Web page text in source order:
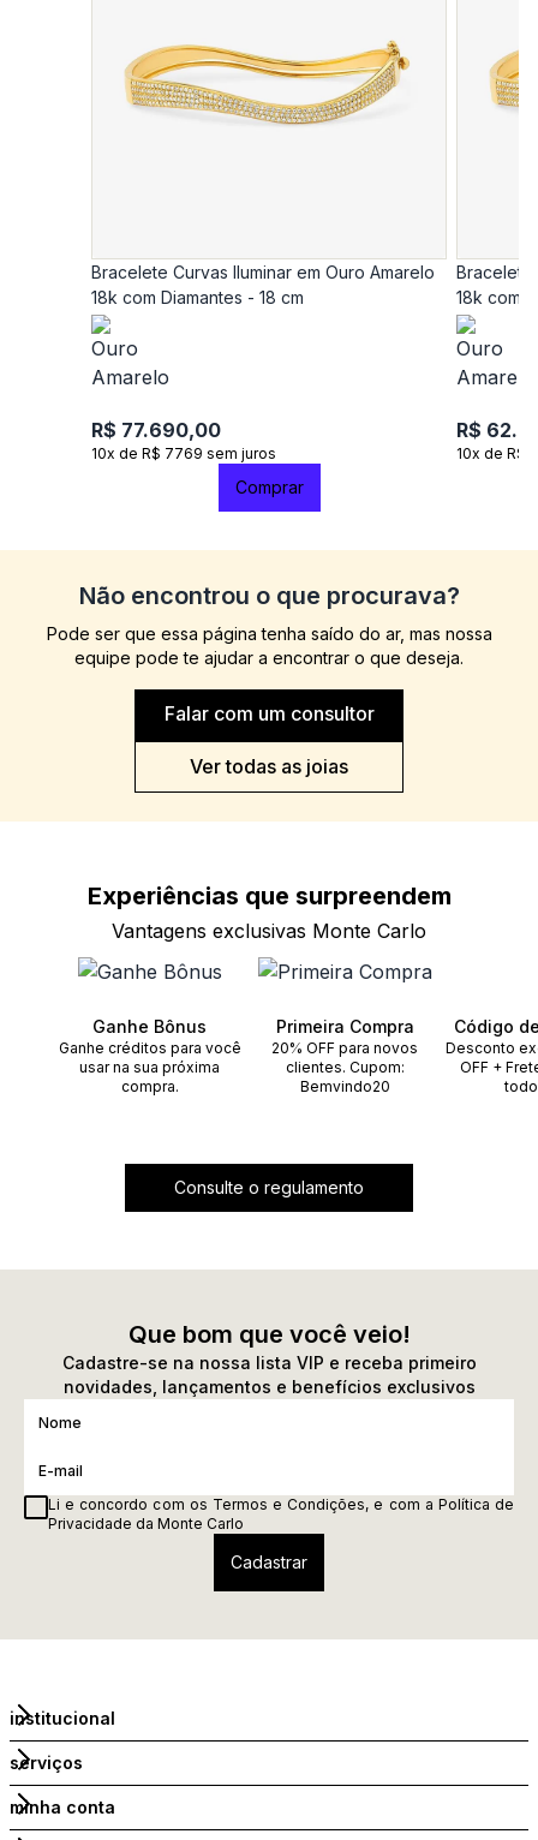
Bracelete Curvas Iluminar em Ouro Amarelo
18k com Diamantes - 18 cm
R$ 77.690,00
10x de R$ 7769 sem juros
Bracelete
18k com
R$
10x de R$
Comprar
Não encontrou o que procurava?
Pode ser que essa página tenha saído do ar, mas nossa
equipe pode te ajudar a encontrar o que deseja.
Falar com um consultor
Ver todas as joias
Experiências que surpreendem
Vantagens exclusivas Monte Carlo
Ganhe Bônus
Ganhe créditos para você
usar na sua próxima
compra.
Primeira Compra
20% OFF para novos
clientes. Cupom:
Bemvindo20
Código
Desconto
OFF +
Consulte o regulamento
Que bom que você veio!
Cadastre-se na nossa lista VIP e receba primeiro
novidades, lançamentos e benefícios exclusivos
Li e concordo com os Termos e Condições, e com a Política de
Privacidade da Monte Carlo
institucional
serviços
minha conta